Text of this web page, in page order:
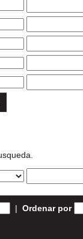
| Ordenar por